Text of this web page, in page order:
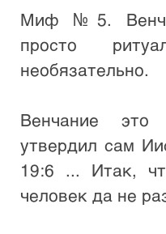
Миф №5.
просто
необязательно.
Венчание это
утвердил сам
19:6 ... Итак,
человек да не